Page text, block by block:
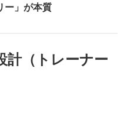
ー」が本質
（トレーナー